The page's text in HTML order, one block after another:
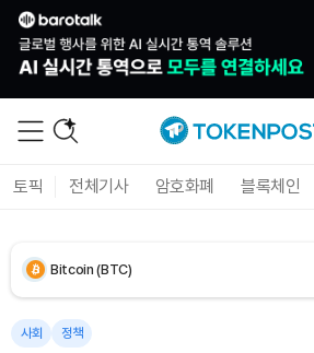
토픽 전체기사 암호화폐 블록체인
Solana (SOL)
Bitcoin (BTC)
사회 정책